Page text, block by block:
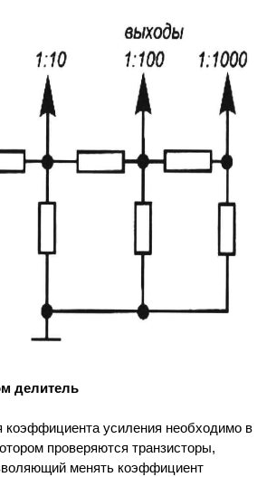
делитель
коэффициента усиления необходимо в
проверяются транзисторы,
менять коэффициент